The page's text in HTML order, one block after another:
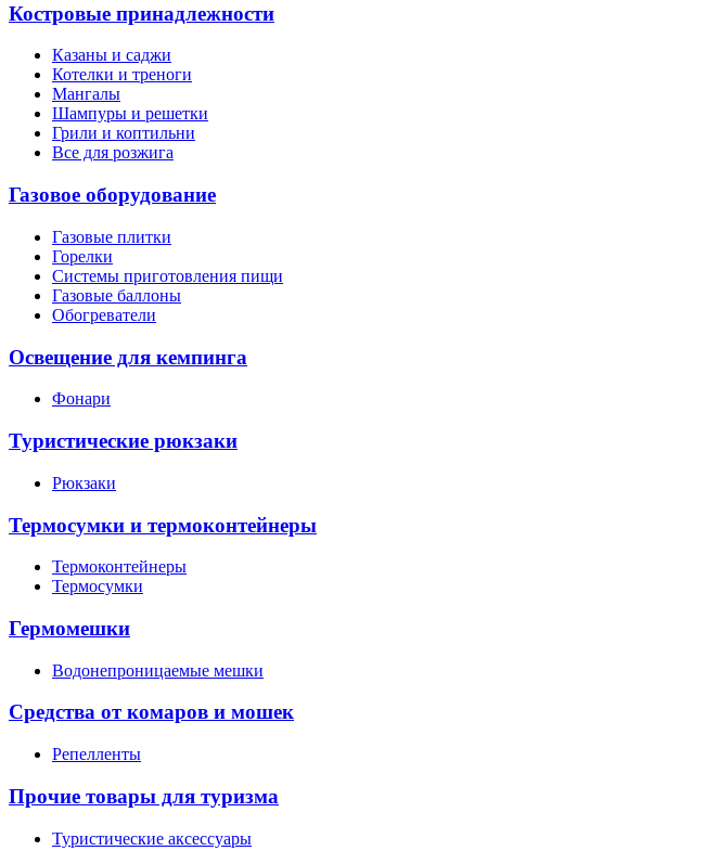
Костровые принадлежности
Казаны и саджи
Котелки и треноги
Мангалы
Шампуры и решетки
Грили и коптильни
Все для розжига
Газовое оборудование
Газовые плитки
Горелки
Системы приготовления пищи
Газовые баллоны
Обогреватели
Освещение для кемпинга
Фонари
Туристические рюкзаки
Рюкзаки
Термосумки и термоконтейнеры
Термоконтейнеры
Термосумки
Гермомешки
Водонепроницаемые мешки
Средства от комаров и мошек
Репелленты
Прочие товары для туризма
Туристические аксессуары